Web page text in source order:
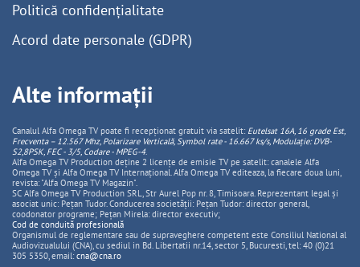
Politică confidențialitate
Acord date personale (GDPR)
Alte informații
Canalul Alfa Omega TV poate fi recepționat gratuit via satelit: Eutelsat 16A, 16 grade Est,
Frecventa – 12.567 Mhz, PolarizareVerticală, Symbol rate - 16.667 ks/s, Modulație: DVB-
S2,8PSK, FEC - 3/5, Codare - MPEG-4.
Alfa Omega TV Production deține 2 licențe de emisie TV pe satelit: canalele Alfa
Omega TV și Alfa Omega TV Internațional. Alfa Omega TV editeaza, la fiecare doua luni,
revista: "Alfa Omega TV Magazin".
SC Alfa Omega TV Production SRL, Str Aurel Pop nr. 8, Timisoara. Reprezentant legal și
asociat unic: Pețan Tudor. Conducerea societății: Pețan Tudor: director general,
coodonator programe; Pețan Mirela: director executiv;
Cod de conduită profesională
Organismul de reglementare sau de supraveghere competent este Consiliul National al
Audiovizualului (CNA), cu sediul in Bd. Libertatii nr.14, sector 5, Bucuresti, tel: 40 (0)21
305 5350, email: cna@cna.ro